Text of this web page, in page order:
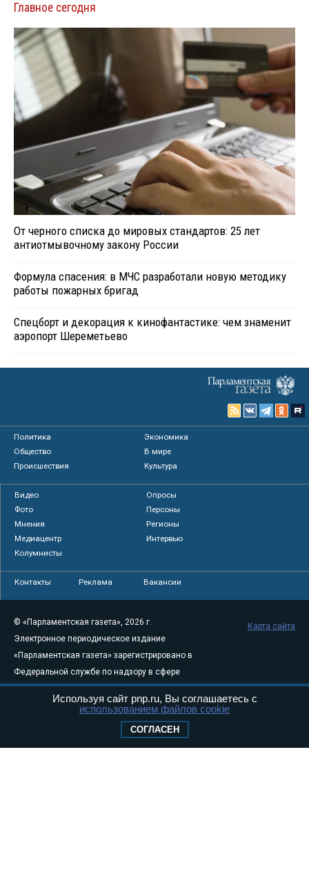
Главное сегодня
От черного списка до мировых стандартов: 25 лет
антиотмывочному закону России
Формула спасения: в МЧС разработали новую методику
работы пожарных бригад
Спецборт и декорация к кинофантастике: чем знаменит
аэропорт Шереметьево
Политика
Экономика
Общество
В мире
Происшествия
Культура
Видео
Опросы
Фото
Персоны
Мнения
Регионы
Медиацентр
Интервью
Колумнисты
Контакты Реклама Вакансии
© «Парламентская газета», 2026 г.
Электронное периодическое издание
«Парламентская газета» зарегистрировано в
Федеральной службе по надзору в сфере
связи, информационных технологий и
массовых коммуникаций (Роскомнадзор) 05
Свидетельство о регистрации Эл № ФС77-
Карта сайта
Используя сайт pnp.ru, Вы соглашаетесь с
использованием файлов cookie
СОГЛАСЕН